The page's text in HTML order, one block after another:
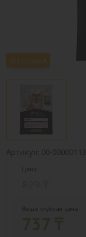
Хит продаж
Артикул: 00-00000113
Цена:
Ваша клубная цена: